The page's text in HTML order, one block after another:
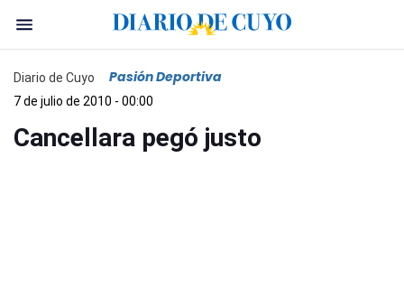
Diario de Cuyo Pasión Deportiva
7 de julio de 2010 - 00:00
Cancellara pegó justo